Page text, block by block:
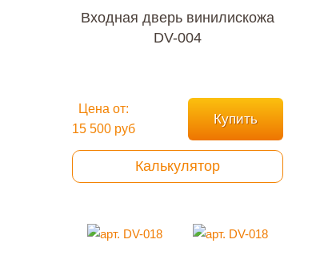
Входная дверь винилискожа
DV-004
Цена от:
15 500 руб
Купить
Калькулятор